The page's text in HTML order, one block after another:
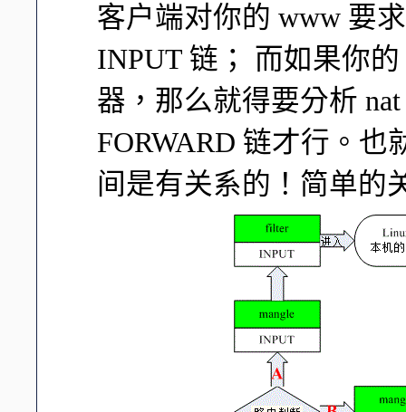
客户端对你的 www 要
INPUT 链； 而如果你
器，那么就得要分析
FORWARD 链才行。
间是有关系的！简单的